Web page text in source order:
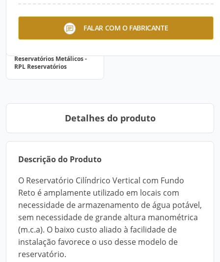
FALAR COM O FABRICANTE
Reservatórios Metálicos -
RPL Reservatórios
Detalhes do produto
Descrição do Produto
O Reservatório Cilíndrico Vertical com Fundo
Reto é amplamente utilizado em locais com
necessidade de armazenamento de água potável,
sem necessidade de grande altura manométrica
(m.c.a). O baixo custo aliado à facilidade de
instalação favorece o uso desse modelo de
reservatório.